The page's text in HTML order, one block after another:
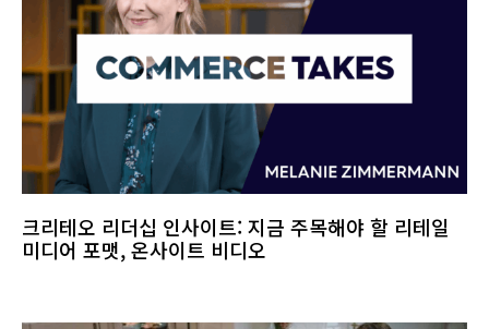
크리테오 리더십 인사이트: 지금 주목해야 할 리테일
미디어 포맷, 온사이트 비디오